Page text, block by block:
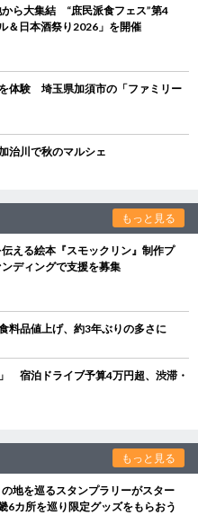
ら大集結 “庶民派食フェス”第4
＆日本酒祭り2026」を開催
体験 埼玉県加須市の「ファミリー
治川で秋のマルシェ
もっと見る
える絵本『スモックリン』制作プ
ディングで支援を募集
料品値上げ、約3年ぶりの多さに
宿泊ドライブ予算4万円超、渋滞・
もっと見る
地を巡るスタンプラリーがスター
カ所を巡り限定グッズをもらおう